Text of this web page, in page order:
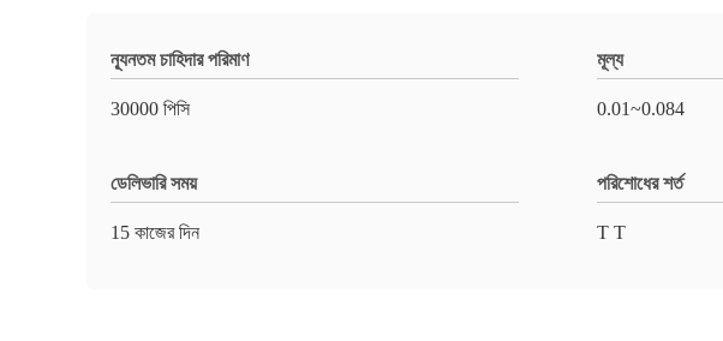
ন্যূনতম চাহিদার পরিমাণ
30000 পিসি
মূল্য
0.01~0.084
ডেলিভারি সময়
15 কাজের দিন
পরিশোধের শর্ত
T T